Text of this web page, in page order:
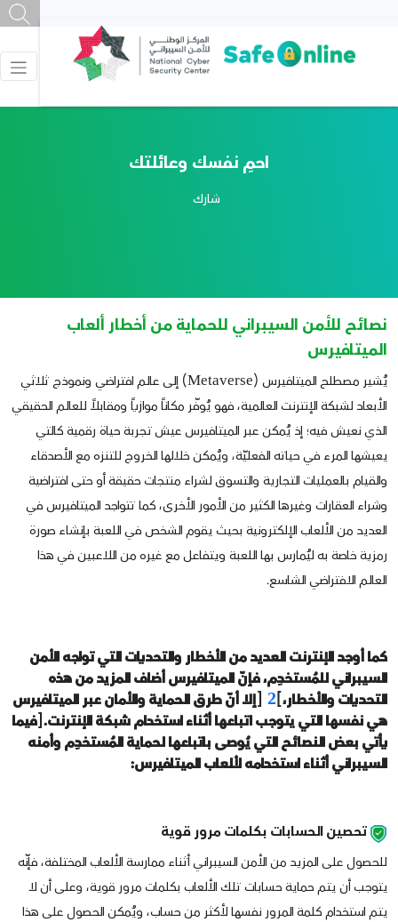
احمِ نفسك وعائلتك
شارك
نصائح للأمن السيبراني للحماية من أخطار ألعاب
الميتافيرس
يُشير مصطلح الميتافيرس (Metaverse) إلى عالم افتراضي ونموذج ثلاثي
الأبعاد لشبكة الإنترنت العالمية، فهو يُوفّر مكاناً موازياً ومقابلاً للعالم الحقيقي
الذي نعيش فيه؛ إذ يُمكن عبر الميتافيرس عيش تجربة حياة رقمية كالتي
يعيشها المرء في حياته الفعليّة، ويُمكن خلالها الخروج للتنزه مع الأصدقاء
والقيام بالعمليات التجارية والتسوق لشراء منتجات حقيقة أو حتى افتراضية
وشراء العقارات وغيرها الكثير من الأمور الأخرى، كما تتواجد الميتافيرس في
العديد من الألعاب الإلكترونية بحيث يقوم الشخص في اللعبة بإنشاء صورة
رمزية خاصة به ليُمارس بها اللعبة ويتفاعل مع غيره من اللاعبين في هذا
العالم الافتراضي الشاسع.
كما أوجد الإنترنت العديد من الأخطار والتحديات التي تواجه الأمن
السيبراني للمُستخدِم، فإنّ الميتافيرس أضاف المزيد من هذه
التحديات والأخطار، 2
إلا أنّ طرق الحماية والأمان عبر الميتافيرس
هي نفسها التي يتوجب اتباعها أثناء استخدام شبكة الإنترنت. فيما
يأتي بعض النصائح التي يُوصى باتباعها لحماية المُستخدِم وأمنه
السيبراني أثناء استخدامه لألعاب الميتافيرس:
تحصين الحسابات بكلمات مرور قوية
للحصول على المزيد من الأمن السيبراني أثناء ممارسة الألعاب المختلفة، فإنّه
يتوجب أن يتم حماية حسابات تلك الألعاب بكلمات مرور قوية، وعلى أن لا
يتم استخدام كلمة المرور نفسها لأكثر من حساب، ويُمكن الحصول على هذا